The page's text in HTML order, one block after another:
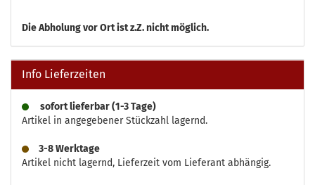
DieAbholung vor Ort ist z.Z. nicht möglich.
Info Lieferzeiten
sofort lieferbar (1-3 Tage)
Artikel in angegebener Stückzahl lagernd.
3-8 Werktage
Artikel nicht lagernd, Lieferzeit vom Lieferant abhängig.